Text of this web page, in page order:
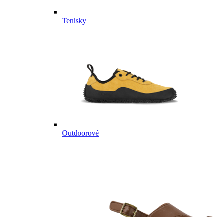
Tenisky
Outdoorové